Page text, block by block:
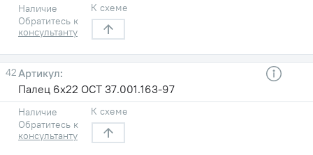
Наличие
Обратитесь к
консультанту
К схеме
42
Палец 6х22 ОСТ 37.001.163-97
Наличие
Обратитесь к
консультанту
К схеме